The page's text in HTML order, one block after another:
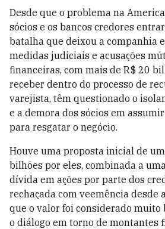
Desde que o problema na
sócios e os bancos credores
batalha que deixou a companhia
medidas judiciais e acusações
financeiras, com mais de R$ 20
receber dentro do processo de
varejista, têm questionado o
e a demora dos sócios em
para resgatar o negócio.
Houve uma proposta inicial de
bilhões por eles, combinada a
dívida em ações por parte dos
rechaçada com veemência desde
que o valor foi considerado muito
o diálogo em torno de montantes